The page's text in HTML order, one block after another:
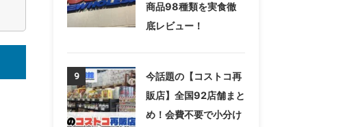
商品98種類を実食徹
底レビュー！
9
今話題の【コストコ再
販店】全国92店舗まと
め！会費不要で小分け